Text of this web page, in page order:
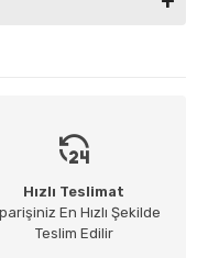
Hızlı Teslimat
En Hızlı Şekilde
Teslim Edilir